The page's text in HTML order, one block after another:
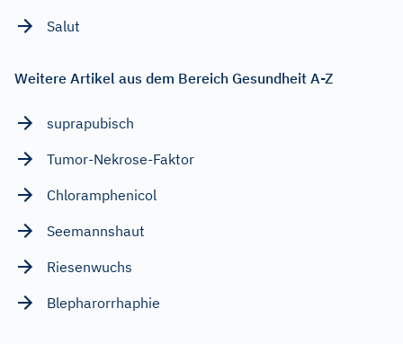
Salut
Weitere Artikel aus dem Bereich Gesundheit A-Z
suprapubisch
Tumor-Nekrose-Faktor
Chloramphenicol
Seemannshaut
Riesenwuchs
Blepharorrhaphie